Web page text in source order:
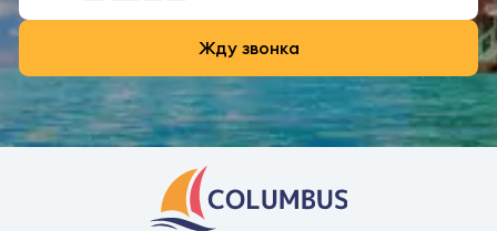
Жду звонка